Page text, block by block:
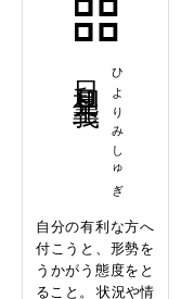
ひよりみしゅぎ
自分の有利な方へ
付こうと、形勢を
うかがう態度をと
ること。 状況や情